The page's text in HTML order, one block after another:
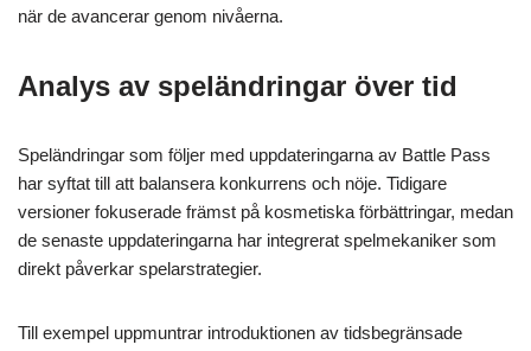
när de avancerar genom nivåerna.
Analys av speländringar över tid
Speländringar som följer med uppdateringarna av Battle Pass
har syftat till att balansera konkurrens och nöje. Tidigare
versioner fokuserade främst på kosmetiska förbättringar, medan
de senaste uppdateringarna har integrerat spelmekaniker som
direkt påverkar spelarstrategier.
Till exempel uppmuntrar introduktionen av tidsbegränsade